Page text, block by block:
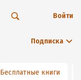
Подписка
Войти
Бесплатные книги